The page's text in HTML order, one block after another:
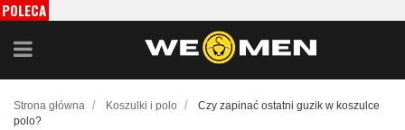
POLECA
Strona główna / Koszulki i polo /
Czy zapinać ostatni guzik w koszulce
polo?